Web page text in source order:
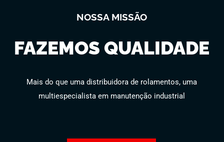
FAZEMOS QUALIDADE
NOSSA MISSÃO
Mais do que uma distribuidora de rolamentos, uma
multiespecialista em manutenção industrial